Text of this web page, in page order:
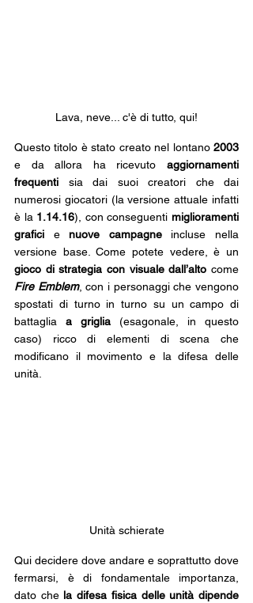
Lava, neve... c'è di tutto, qui!
Questo titolo è stato creato nel lontano
e da allora ha ricevuto aggiornamenti
frequenti sia dai suoi creatori che dai
numerosi giocatori (la versione attuale infatti
è la 1.14.16), con conseguenti miglioramenti
grafici e nuove campagne incluse nella
gioco di strategia con visuale dall’alto
Fire Emblem, con i personaggi che vengono
spostati di turno in turno su un campo di
battaglia a griglia (esagonale, in questo
caso) ricco di elementi di scena che
modificano il movimento e la difesa delle
unità.
Unità schierate
Qui decidere dove andare e soprattutto dove
fermarsi, è di fondamentale importanza,
dato che la difesa fisica delle unità dipende